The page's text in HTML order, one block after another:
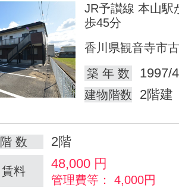
JR予讃線 本山駅
歩45分
香川県観音寺市
築 年 数
1997/
建物階数 2階建
階 数 2階
賃料 48,000 円
管理費等： 4,000円